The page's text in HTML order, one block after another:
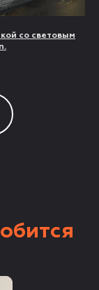
со световым